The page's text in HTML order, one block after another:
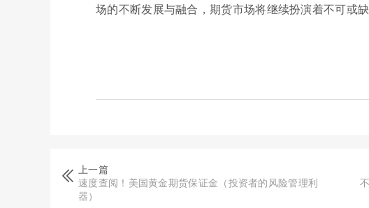
场的不断发展与融合，期货市场将继续扮演着不可或
上一篇
速度查阅！美国黄金期货保证金（投资者的风险管理利
器）